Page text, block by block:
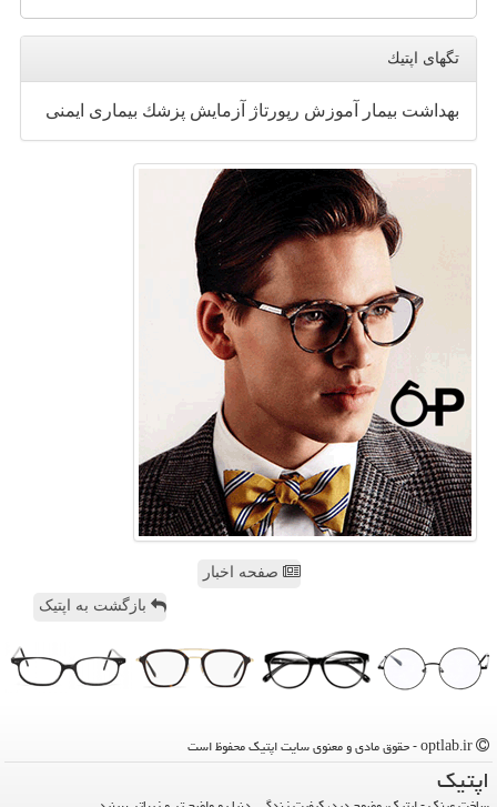
تگهای اپتیك
بهداشت بیمار آموزش رپورتاژ آزمایش پزشك بیماری ایمنی
صفحه اخبار
بازگشت به اپتیک
اپتیك